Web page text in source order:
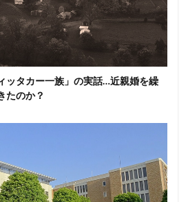
ッタカー一族」の実話…近親婚を繰
たのか？